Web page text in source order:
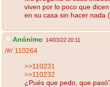
viven por lo poco que
en su casa sin hacer nada
Anónimo 14/03/22 20:11
/#/ 110264
>>110231
>>110232
¿Pués que pedo, que